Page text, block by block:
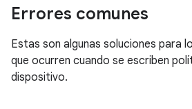
Errores comunes
Estas son algunas soluciones para
que ocurren cuando se escriben
dispositivo.